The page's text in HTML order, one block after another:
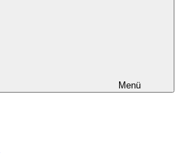
Menü